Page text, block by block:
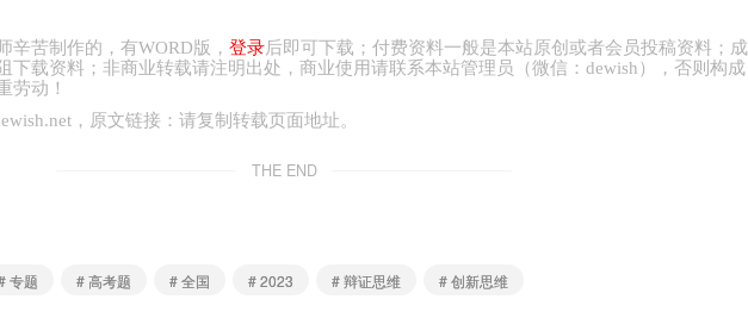
持理论与实践的具体的历史的统一
科学的理念出发破解发展的难题
辛苦制作的，有WORD版， 登录后即可下载；付费资料一般是本站原创或者会员投稿资料；成
下载资料；非商业转载请注明出处，商业使用请联系本站管理员（微信： dewish ），否则构成
劳动！
，原文链接：请复制转载页面地址。
THE END
专题 # 高考题 # 全国 # 2023 # 辩证思维 # 创新思维